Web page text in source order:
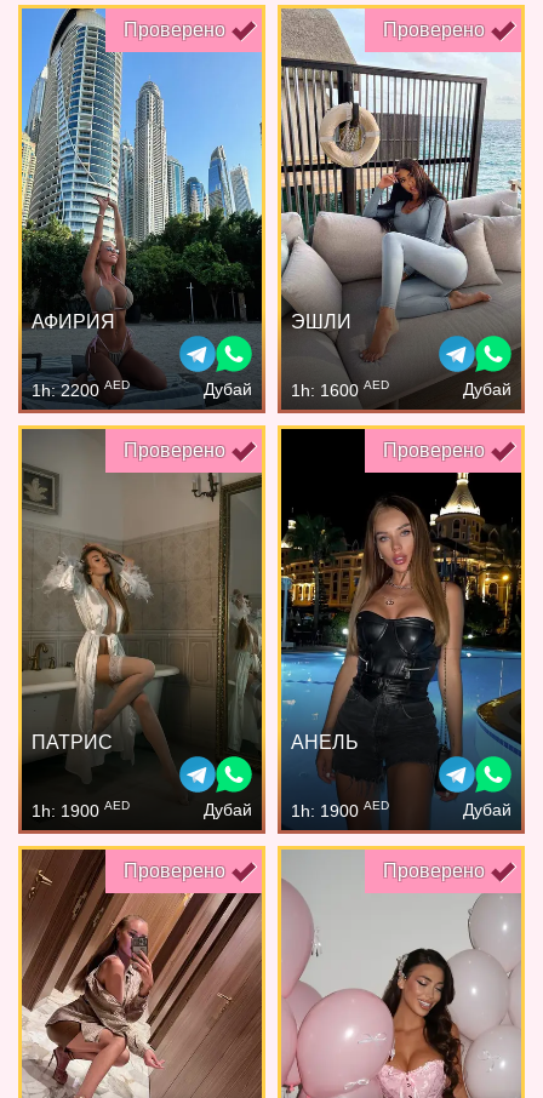
Проверено
АФИРИЯ
1h: 2200 AED Дубай
Проверено
ЭШЛИ
1h: 1600 AED Дубай
Проверено
ПАТРИС
1h: 1900 AED Дубай
Проверено
АНЕЛЬ
1h: 1900 AED Дубай
Проверено Проверено